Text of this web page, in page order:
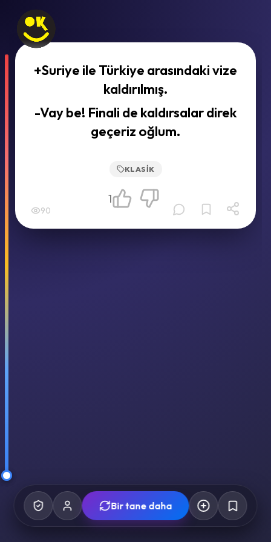
+Suriye ile Türkiye arasındaki vize
kaldırılmış.
-Vay be! Finali de kaldırsalar direk
geçeriz oğlum.
KLASIK
90
1
Bir tane daha